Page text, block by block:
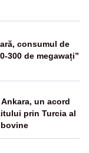
consumul de
300 de megawați”
un acord
prin Turcia al